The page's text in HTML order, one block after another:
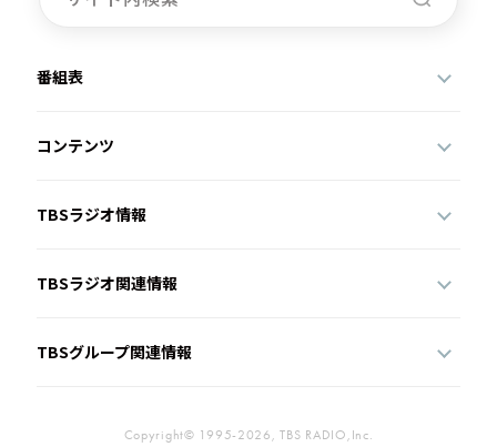
番組表
コンテンツ
TBSラジオ情報
TBSラジオ関連情報
TBSグループ関連情報
Copyright© 1995-2026, TBS RADIO,Inc.